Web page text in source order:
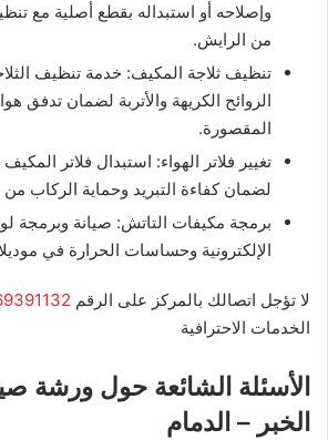
وإصلاحه أو استبداله بقطع أصلية مع
من الرايش.
تنظيف ثلاجة المكيف: خدمة تنظيف
الروائح الكريهة والأتربة لضمان تدفق
المقصورة.
تغيير فلاتر الهواء: استبدال فلاتر
لضمان كفاءة التبريد وحماية الركاب من
برمجة مكيفات التاتش: صيانة وبرمجة
الإلكترونية وحساسات الحرارة في
لا تؤجل اتصالك بالمركز على الرقم
الخدمات الاحترافية
الأسئلة الشائعة حول ورشة
الخبر – الدمام